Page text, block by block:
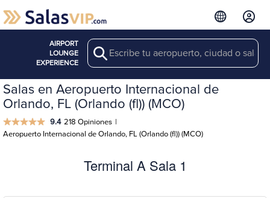
AIRPORT
LOUNGE
EXPERIENCE
Search
Salas en Aeropuerto Internacional de
Orlando, FL (Orlando (fl)) (MCO)
9.4 218 Opiniones |
Aeropuerto Internacional de Orlando, FL (Orlando (fl)) (MCO)
Terminal A Sala 1